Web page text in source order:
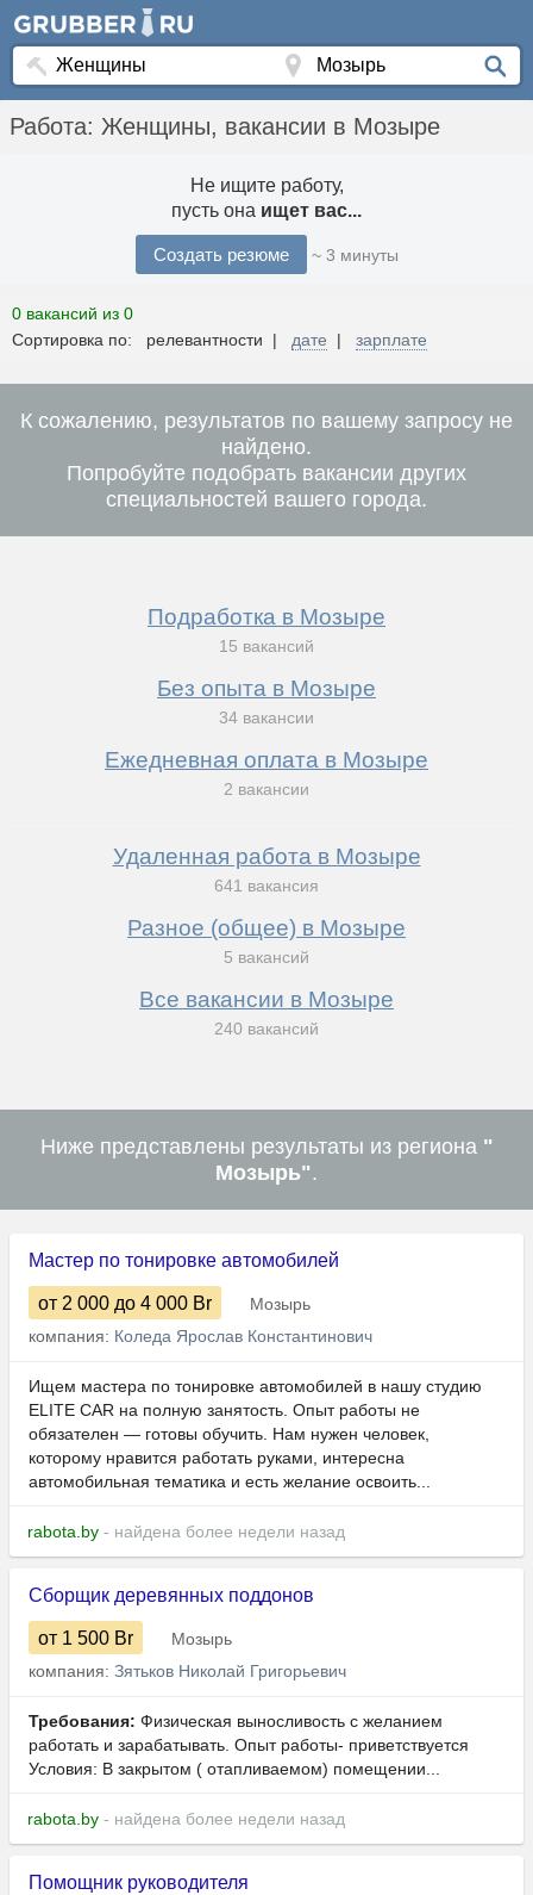
Работа: Женщины, вакансии в Мозыре
Не ищите работу,
пусть она ищет вас...
Создать резюме ~ 3 минуты
0 вакансий из 0
Сортировка по: релевантности | дате | зарплате
К сожалению, результатов по вашему запросу не
найдено.
Попробуйте подобрать вакансии других
специальностей вашего города.
Подработка в Мозыре
15 вакансий
Без опыта в Мозыре
34 вакансии
Ежедневная оплата в Мозыре
2 вакансии
Удаленная работа в Мозыре
641 вакансия
Разное (общее) в Мозыре
5 вакансий
Все вакансии в Мозыре
240 вакансий
Ниже представлены результаты из региона "
Мозырь".
Мастер по тонировке автомобилей
от 2 000 до 4 000 Br
Мозырь
компания: Коледа Ярослав Константинович
Ищем мастера по тонировке автомобилей в нашу студию
ELITE CAR на полную занятость. Опыт работы не
обязателен — готовы обучить. Нам нужен человек,
которому нравится работать руками, интересна
автомобильная тематика и есть желание освоить...
rabota.by - найдена более недели назад
Сборщик деревянных поддонов
от 1 500 Br
Мозырь
компания: Зятьков Николай Григорьевич
Требования: Физическая выносливость с желанием
работать и зарабатывать. Опыт работы- приветствуется
Условия: В закрытом ( отапливаемом) помещении...
rabota.by - найдена более недели назад
Помощник руководителя